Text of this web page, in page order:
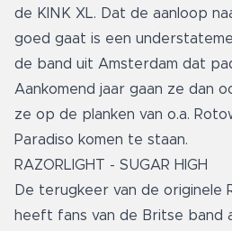
de KINK XL. Dat de aanloop
goed gaat is een
de band uit Amsterdam dat
Aankomend jaar gaan ze dan
ze op de planken van o.a.
Paradiso komen te staan.
RAZORLIGHT - SUGAR HIGH
De terugkeer van de originele
heeft fans van de Britse band